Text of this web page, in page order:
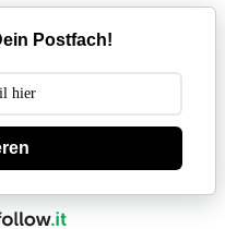
Postfach!